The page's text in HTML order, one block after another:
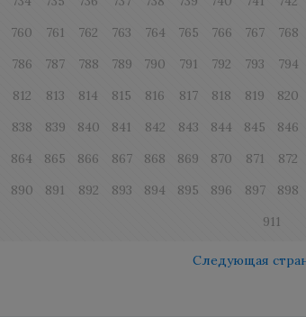
760 761 762 763 764 765 766 767 768
786 787 788 789 790 791 792 793 794
812 813 814 815 816 817 818 819 820
838 839 840 841 842 843 844 845 846
864 865 866 867 868 869 870 871 872
890 891 892 893 894 895 896 897 898
911
Следующая